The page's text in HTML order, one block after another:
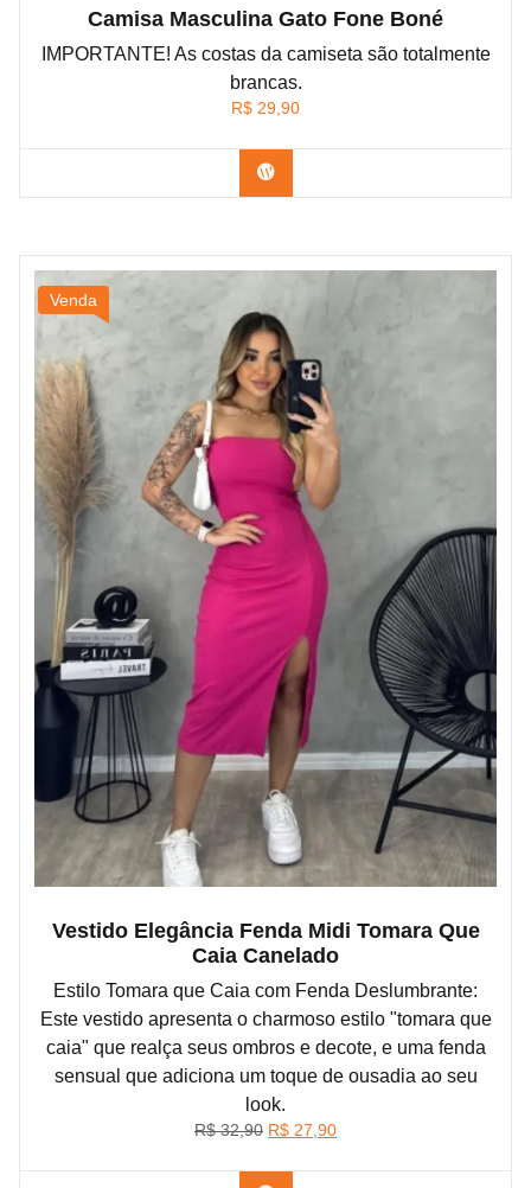
Camisa Masculina Gato Fone Boné
IMPORTANTE! As costas da camiseta são totalmente
brancas.
R$ 29,90
Confira na Shopee
Venda
Vestido Elegância Fenda Midi Tomara Que
Caia Canelado
Estilo Tomara que Caia com Fenda Deslumbrante:
Este vestido apresenta o charmoso estilo "tomara que
caia" que realça seus ombros e decote, e uma fenda
sensual que adiciona um toque de ousadia ao seu
look.
R$32,90 O
original
R$ 27,90O